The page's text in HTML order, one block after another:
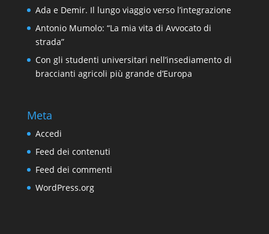
Ada e Demir. Il lungo viaggio verso l’integrazione
Antonio Mumolo: “La mia vita di Avvocato di
strada”
Con gli studenti universitari nell’insediamento di
braccianti agricoli più grande d’Europa
Meta
Accedi
Feed dei contenuti
Feed dei commenti
WordPress.org